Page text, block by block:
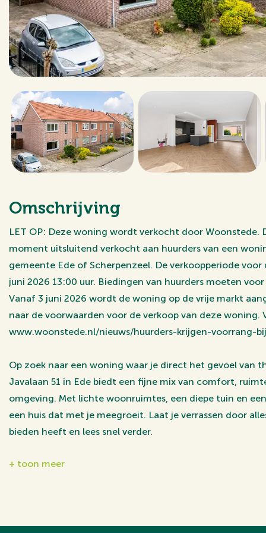
Omschrijving
LET OP: Deze woning wordt verkocht door
moment uitsluitend verkocht aan huurders van een
gemeente Ede of Scherpenzeel. De verkoopperiode
juni 2026 13:00 uur. Biedingen van huurders moeten
Vanaf 3 juni 2026 wordt de woning op de vrije markt
naar de voorwaarden voor de verkoop van deze
www.woonstede.nl/nieuws/huurders-krijgen-voorrang-
Op zoek naar een woning waar je direct het gevoel van
Javalaan 51 in Ede biedt een fijne mix van comfort,
omgeving. Met lichte woonruimtes, een diepe tuin en
een huis dat met je meegroeit. Laat je verrassen door
bieden heeft en lees snel verder.
Ligging
+ toon meer